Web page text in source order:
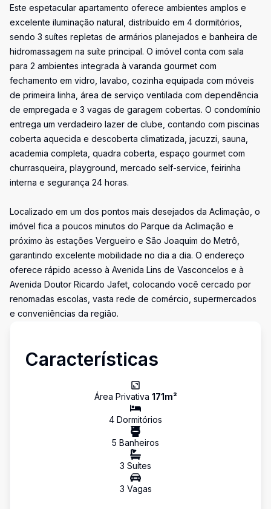
Este espetacular apartamento oferece ambientes amplos e
excelente iluminação natural, distribuído em 4 dormitórios,
sendo 3 suítes repletas de armários planejados e banheira de
hidromassagem na suíte principal. O imóvel conta com sala
para 2 ambientes integrada à varanda gourmet com
fechamento em vidro, lavabo, cozinha equipada com móveis
de primeira linha, área de serviço ventilada com dependência
de empregada e 3 vagas de garagem cobertas. O condomínio
entrega um verdadeiro lazer de clube, contando com piscinas
coberta aquecida e descoberta climatizada, jacuzzi, sauna,
academia completa, quadra coberta, espaço gourmet com
churrasqueira, playground, mercado self-service, feirinha
interna e segurança 24 horas.
Localizado em um dos pontos mais desejados da Aclimação, o
imóvel fica a poucos minutos do Parque da Aclimação e
próximo às estações Vergueiro e São Joaquim do Metrô,
garantindo excelente mobilidade no dia a dia. O endereço
oferece rápido acesso à Avenida Lins de Vasconcelos e à
Avenida Doutor Ricardo Jafet, colocando você cercado por
renomadas escolas, vasta rede de comércio, supermercados
e conveniências da região.
Características
Área Privativa 171m²
4 Dormitórios
5 Banheiros
3 Suítes
3 Vagas